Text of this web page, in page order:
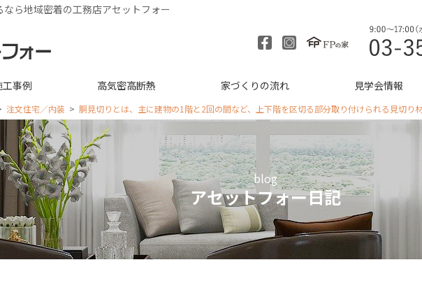
ら地域密着の工務店アセットフォー
工事例 高気密高断熱 家づくりの流れ 見学会情報
注文住宅／内装 胴見切りとは、主に建物の1階と2回の間など、上下階を区切る部分取り付けられる見切り材
blog
アセットフォー日記